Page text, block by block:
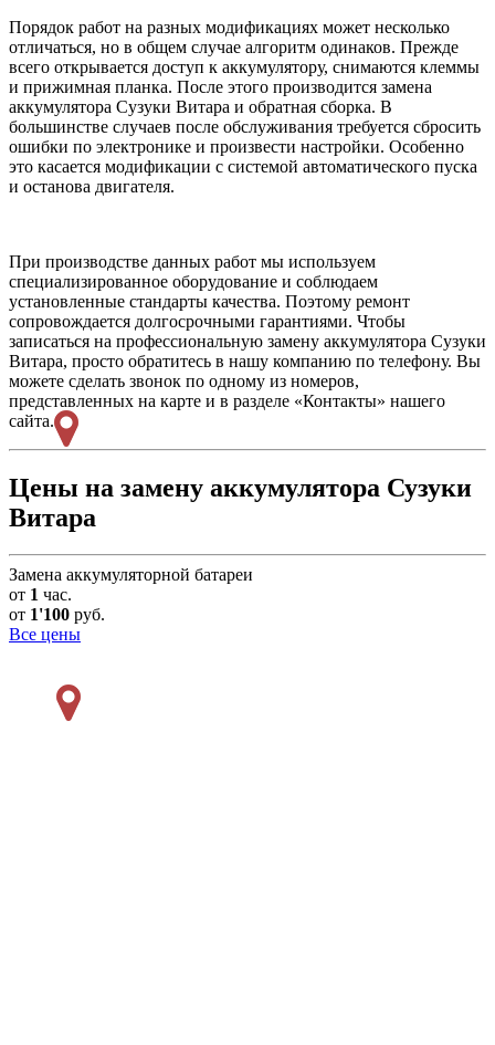
Порядок работ на разных модификациях может несколько
отличаться, но в общем случае алгоритм одинаков. Прежде
всего открывается доступ к аккумулятору, снимаются клеммы
и прижимная планка. После этого производится замена
аккумулятора Сузуки Витара и обратная сборка. В
большинстве случаев после обслуживания требуется сбросить
ошибки по электронике и произвести настройки. Особенно
это касается модификации с системой автоматического пуска
и останова двигателя.
При производстве данных работ мы используем
специализированное оборудование и соблюдаем
установленные стандарты качества. Поэтому ремонт
сопровождается долгосрочными гарантиями. Чтобы
записаться на профессиональную замену аккумулятора Сузуки
Витара, просто обратитесь в нашу компанию по телефону. Вы
можете сделать звонок по одному из номеров,
представленных на карте и в разделе «Контакты» нашего
сайта.
Цены на замену аккумулятора Сузуки
Витара
Замена аккумуляторной батареи
от 1 час.
от 1'100 руб.
Все цены